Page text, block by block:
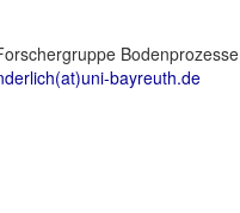
Bodenprozesse
bayreuth.de